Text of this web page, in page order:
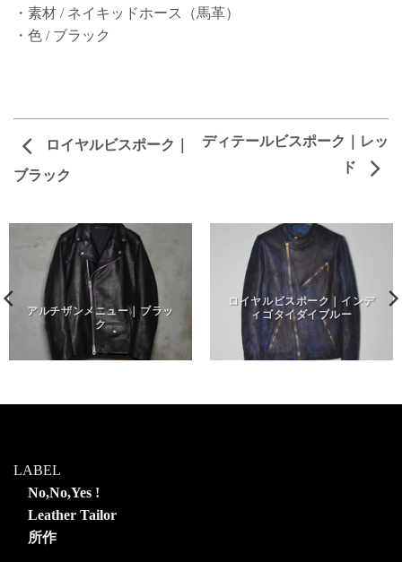
・素材 / ネイキッドホース（馬革）
・色 / ブラック
ロイヤルビスポーク｜
ブラック
ディテールビスポーク｜レッ
ド
アルチザンメニュー｜ブラッ
ク
ロイヤルビスポーク｜インデ
ィゴタイダイブルー
LABEL
No,No,Yes !
Leather Tailor
所作